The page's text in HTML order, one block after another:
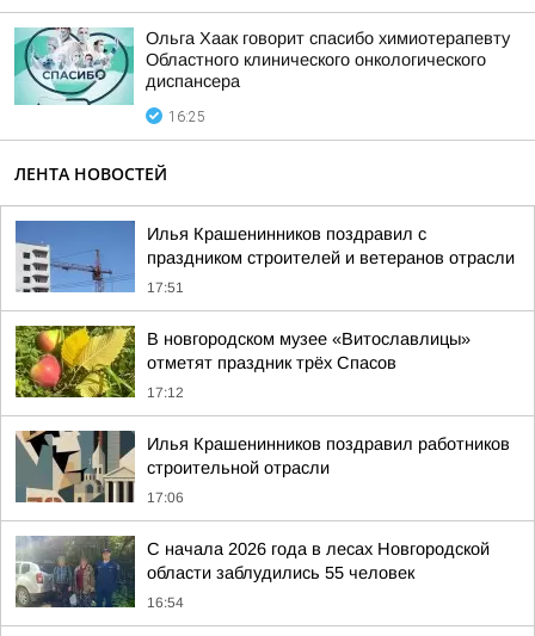
Ольга Хаак говорит спасибо химиотерапевту
Областного клинического онкологического
диспансера
16:25
ЛЕНТА НОВОСТЕЙ
Илья Крашенинников поздравил с
праздником строителей и ветеранов отрасли
17:51
В новгородском музее «Витославлицы»
отметят праздник трёх Спасов
17:12
Илья Крашенинников поздравил работников
строительной отрасли
17:06
С начала 2026 года в лесах Новгородской
области заблудились 55 человек
16:54